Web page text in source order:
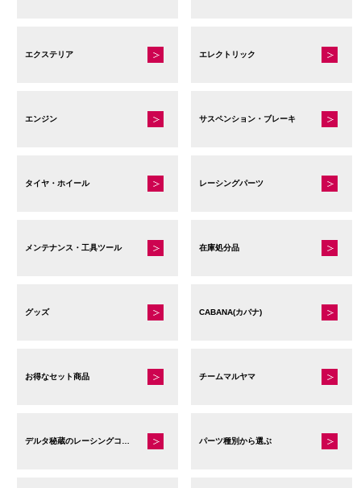
エクステリア エレクトリック
エンジン サスペンション・ブレーキ
タイヤ・ホイール レーシングパーツ
メンテナンス・工具ツール 在庫処分品
グッズ CABANA(カバナ)
お得なセット商品 チームマルヤマ
デルタ秘蔵のレーシングコレクション パーツ種別から選ぶ